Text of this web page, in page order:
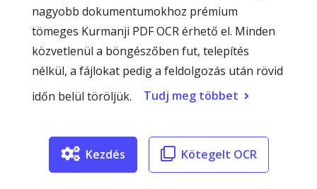
nagyobb dokumentumokhoz prémium
tömeges Kurmanji PDF OCR érhető el. Minden
közvetlenül a böngészőben fut, telepítés
nélkül, a fájlokat pedig a feldolgozás után rövid
időn belül töröljük.
Tudj meg többet
Kezdés Kötegelt OCR